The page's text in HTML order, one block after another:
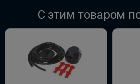
C этим товаром